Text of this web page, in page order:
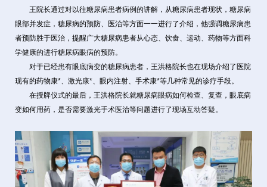
王院长通过对以往糖尿病患者病例的讲解，从糖尿病患者现状，糖尿病
眼部并发症，糖尿病的预防、医治等方面一一进行了介绍，他强调糖尿病患
者预防胜于医治，提醒广大糖尿病患者从心态、饮食、运动、药物等方面科
学健康的进行糖尿病眼病的预防。
对于已经患有眼底病变的糖尿病患者，王洪格院长也在现场介绍了医院
现有的药物康*、激光康*、眼内注射、手术康*等几种常见的诊疗手段。
在授牌仪式的最后，王洪格院长就糖尿病眼病如何检查、复查，眼底病
变如何用药，是否需要激光手术医治等问题进行了现场互动答疑。